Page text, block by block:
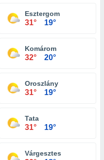
Esztergom
31° 19°
Komárom
32° 20°
Oroszlány
31° 19°
Tata
31° 19°
Várgesztes